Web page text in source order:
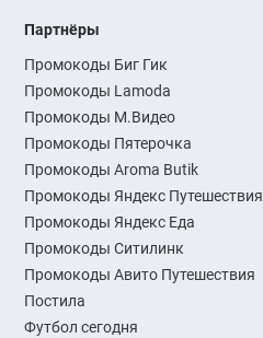
Партнёры
Промокоды Биг Гик
Промокоды Lamoda
Промокоды М.Видео
Промокоды Пятерочка
Промокоды Aroma Butik
Промокоды Яндекс Путешествия
Промокоды Яндекс Еда
Промокоды Ситилинк
Промокоды Авито Путешествия
Постила
Футбол сегодня